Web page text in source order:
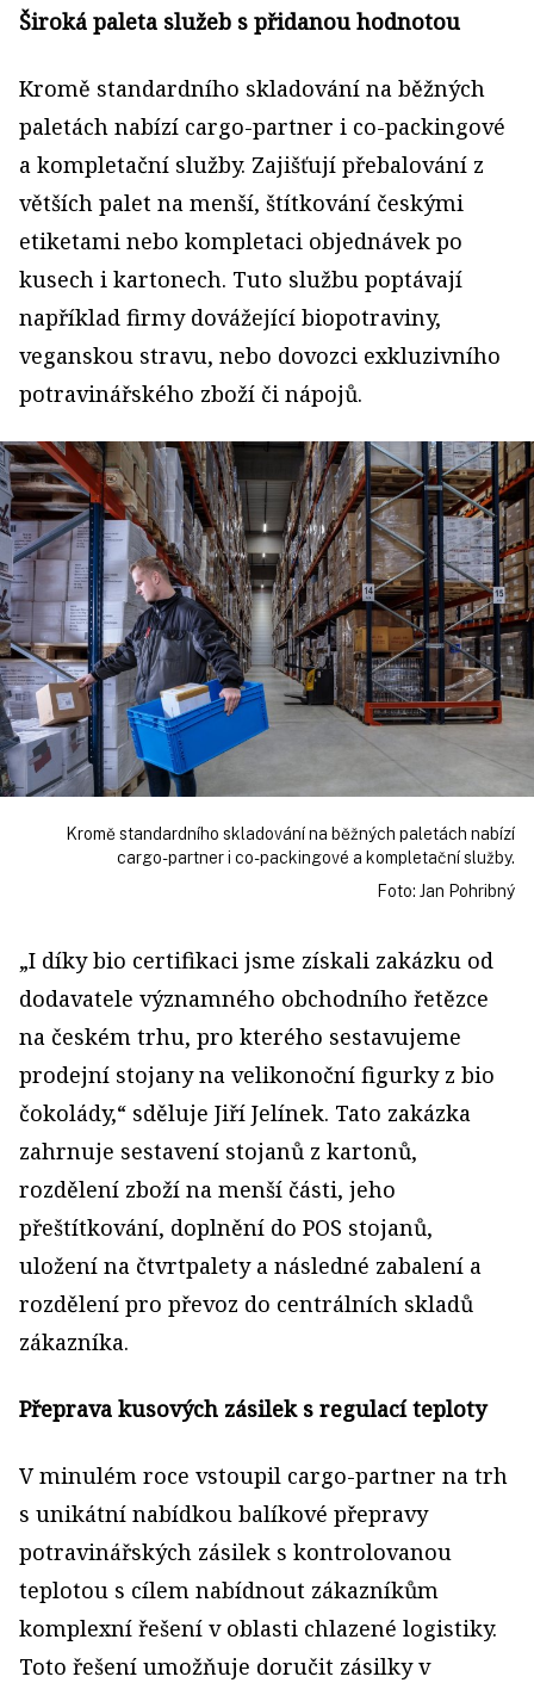
Široká paleta služeb s přidanou hodnotou
Kromě standardního skladování na běžných
paletách nabízí cargo-partner i co-packingové
a kompletační služby. Zajišťují přebalování z
větších palet na menší, štítkování českými
etiketami nebo kompletaci objednávek po
kusech i kartonech. Tuto službu poptávají
například firmy dovážející biopotraviny,
veganskou stravu, nebo dovozci exkluzivního
potravinářského zboží či nápojů.
Kromě standardního skladování na běžných paletách nabízí
cargo-partner i co-packingové a kompletační služby.
Foto: Jan Pohribný
„I díky bio certifikaci jsme získali zakázku od
dodavatele významného obchodního řetězce
na českém trhu, pro kterého sestavujeme
prodejní stojany na velikonoční figurky z bio
čokolády,“ sděluje Jiří Jelínek. Tato zakázka
zahrnuje sestavení stojanů z kartonů,
rozdělení zboží na menší části, jeho
přeštítkování, doplnění do POS stojanů,
uložení na čtvrtpalety a následné zabalení a
rozdělení pro převoz do centrálních skladů
zákazníka.
Přeprava kusových zásilek s regulací teploty
V minulém roce vstoupil cargo-partner na trh
s unikátní nabídkou balíkové přepravy
potravinářských zásilek s kontrolovanou
teplotou s cílem nabídnout zákazníkům
komplexní řešení v oblasti chlazené logistiky.
Toto řešení umožňuje doručit zásilky v